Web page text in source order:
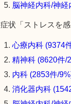
脳神経内科/神
症状「ストレスを
心療内科 (9374
精神科 (8620件/
内科 (2853件/
消化器内科